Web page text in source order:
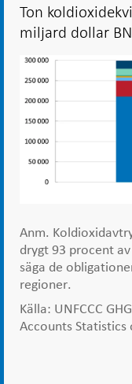
Ton
miljard dollar
Anm.
drygt 93 procent
säga de
regioner.
Källa: UNFCCC
Accounts